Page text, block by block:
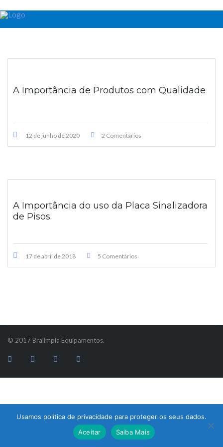
A Importância de Produtos com Qualidade
12 de junho de 2020 2 Comentários
A Importância do uso da Placa Sinalizadora
de Pisos.
17 de abril de 2018 5 Comentários
© 2017 Bralimpia Equipamentos.
Usamos política de privacidade para proteger os seus dados.
Aceitar
Saiba Mais
Atendimento